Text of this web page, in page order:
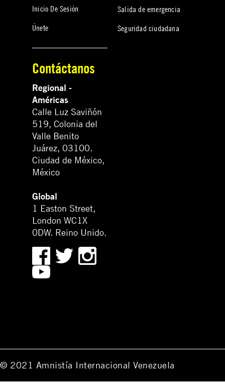
Inicio De Sesión
Únete
Salida de emergencia
Seguridad ciudadana
Contáctanos
Regional -
Américas
Calle Luz Saviñón
519, Colonia del
Valle Benito
Juárez, 03100.
Ciudad de México,
México
Global
1 Easton Street,
London WC1X
0DW. Reino Unido.
© 2021 Amnistía Internacional Venezuela